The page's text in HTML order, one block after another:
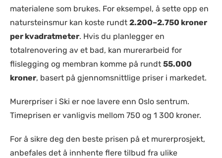
materialene som brukes. For eksempel, å sette opp en
natursteinsmur kan koste rundt 2.200–2.750 kroner
per kvadratmeter. Hvis du planlegger en
totalrenovering av et bad, kan murerarbeid for
flislegging og membran komme på rundt 55.000
kroner, basert på gjennomsnittlige priser i markedet.
Murerpriser i Ski er noe lavere enn Oslo sentrum.
Timeprisen er vanligvis mellom 750 og 1 300 kroner.
For å sikre deg den beste prisen på et murerprosjekt,
anbefales det å innhente flere tilbud fra ulike